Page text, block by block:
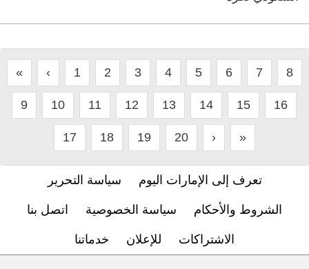
« ‹ 1 2 3 4 5 6 7 8
9 10 11 12 13 14 15 16
17 18 19 20 › »
تعرف إلى الإمارات اليوم سياسة التحرير
الشروط والأحكام سياسة الخصوصية اتصل بنا
الاشتراكات للإعلان خدماتنا